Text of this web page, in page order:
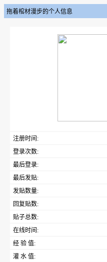
拖着棺材漫步的个人信息
注册时间:
登录次数:
最后登录:
最后发贴:
发贴数量:
回复贴数:
贴子总数:
在线时间:
经 验 值:
灌 水 值: